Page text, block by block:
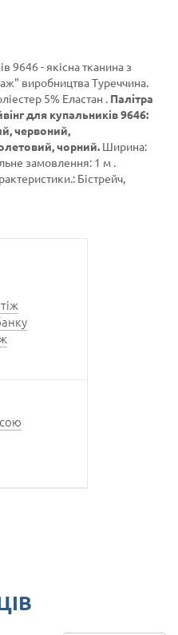
9646 - якісна тканина з
виробництва Туреччина.
5% Еластан . Палітра
для купальників 9646:
червоний,
чорний. Ширина:
замовлення: 1 м .
Бістрейч,